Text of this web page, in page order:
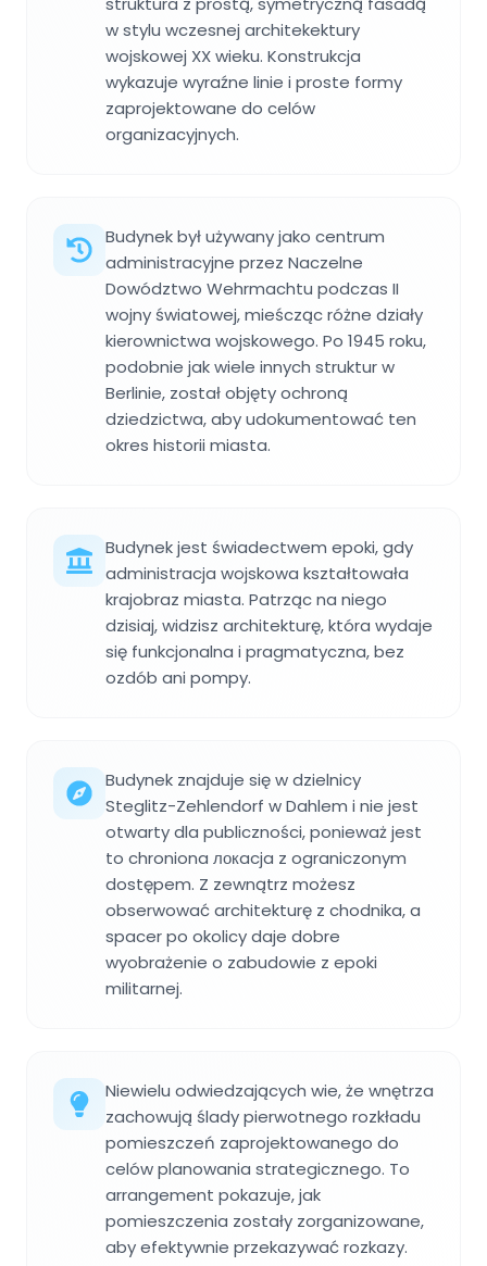
w stylu wczesnej architekektury
wojskowej XX wieku. Konstrukcja
wykazuje wyraźne linie i proste formy
zaprojektowane do celów
organizacyjnych.
Budynek był używany jako centrum
administracyjne przez Naczelne
Dowództwo Wehrmachtu podczas II
wojny światowej, mieścząc różne działy
kierownictwa wojskowego. Po 1945 roku,
podobnie jak wiele innych struktur w
Berlinie, został objęty ochroną
dziedzictwa, aby udokumentować ten
okres historii miasta.
Budynek jest świadectwem epoki, gdy
administracja wojskowa kształtowała
krajobraz miasta. Patrząc na niego
dzisiaj, widzisz architekturę, która wydaje
się funkcjonalna i pragmatyczna, bez
ozdób ani pompy.
Budynek znajduje się w dzielnicy
Steglitz-Zehlendorf w Dahlem i nie jest
otwarty dla publiczności, ponieważ jest
to chroniona локacja z ograniczonym
dostępem. Z zewnątrz możesz
obserwować architekturę z chodnika, a
spacer po okolicy daje dobre
wyobrażenie o zabudowie z epoki
militarnej.
Niewielu odwiedzających wie, że wnętrza
zachowują ślady pierwotnego rozkładu
pomieszczeń zaprojektowanego do
celów planowania strategicznego. To
arrangement pokazuje, jak
pomieszczenia zostały zorganizowane,
aby efektywnie przekazywać rozkazy.